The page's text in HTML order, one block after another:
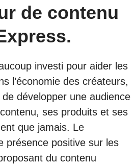
de contenu
investi pour aider les
l’économie des créateurs,
développer une audience
ses produits et ses
que jamais. Le
présence positive sur les
du contenu